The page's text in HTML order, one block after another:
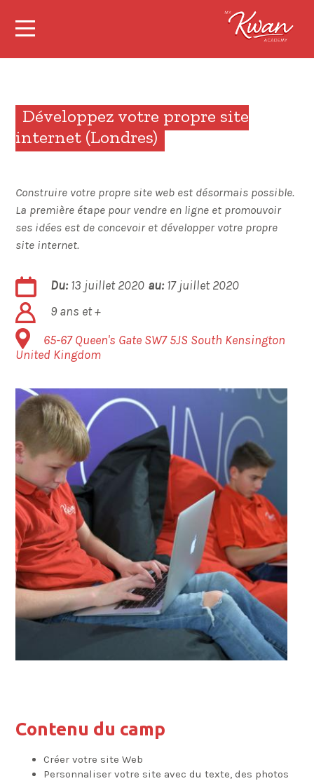
Développez votre propre site
internet (Londres)
Construire votre propre site web est désormais possible.
La première étape pour vendre en ligne et promouvoir
ses idées est de concevoir et développer votre propre
site internet.
Du:13 juillet 2020 au:17 juillet 2020
9 ans et +
65-67 Queen's Gate SW7 5JS South Kensington
United Kingdom
Contenu du camp
Créer votre site Web
Personnaliser votre site avec du texte, des photos